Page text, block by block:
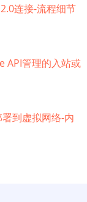
连接-流程细节
API管理的入站或
署到虚拟网络-内